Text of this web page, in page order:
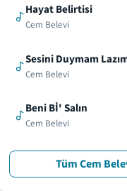
Hayat Belirtisi
Cem Belevi
Sesini Duymam
Cem Belevi
Beni Bİ' Salın
Cem Belevi
Tüm Cem